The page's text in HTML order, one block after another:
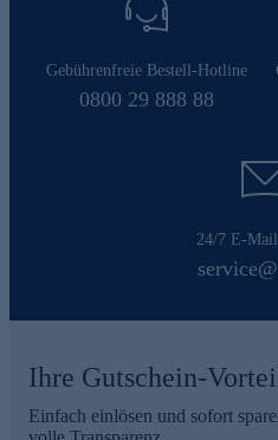
Gebührenfreie Bestell-Hotline
0800 29 888 88
24/7 E-
Ihre Gutschein-
Einfach einlösen und sofort